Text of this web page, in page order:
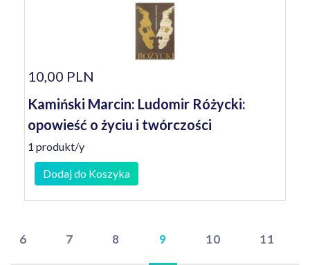
10,00 PLN
Kamiński Marcin: Ludomir Różycki:
opowieść o życiu i twórczości
1 produkt/y
Dodaj do Koszyka
6 7 8 9 10 11